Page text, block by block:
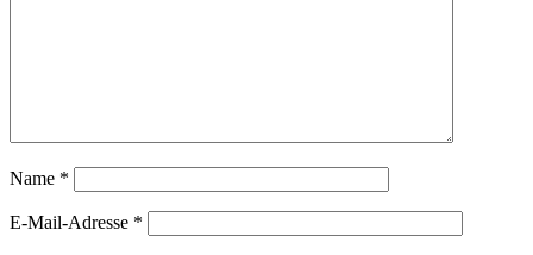
Name *
E-Mail-Adresse *